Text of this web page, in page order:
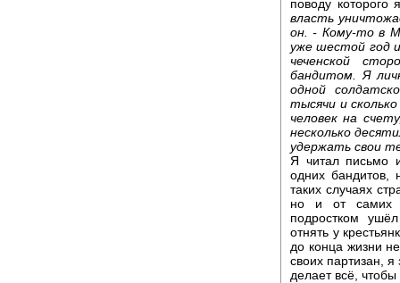
поводу которого
власть
он. - Кому-то в
уже шестой год
чеченской
бандитом. Я
одной
тысячи и
человек на
несколько
удержать свои
Я читал письмо
одних
таких случаях
но и от самих
подростком
отнять у
до конца жизни
своих партизан,
делает всё,